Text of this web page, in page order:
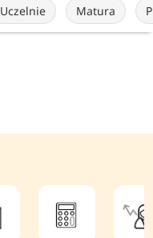
Uczelnie Matura